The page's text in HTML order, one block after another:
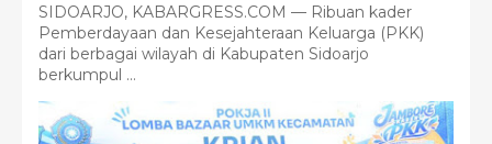
SIDOARJO, KABARGRESS.COM — Ribuan kader
Pemberdayaan dan Kesejahteraan Keluarga (PKK)
dari berbagai wilayah di Kabupaten Sidoarjo
berkumpul ...